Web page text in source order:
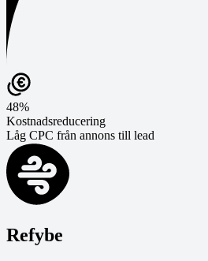
48%
Kostnadsreducering
Låg CPC från annons till lead
Refybe